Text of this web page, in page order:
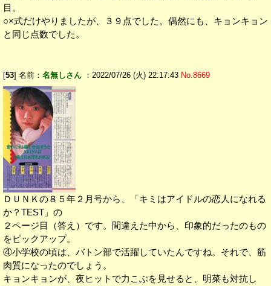
目。
○×式だけやりましたが、３９点でした。偶然にも、キョンキョン
と同じ点数でした。
[53] 名前： 名無しさん ：2022/07/26 (火) 22:17:43 No.8669
ＤＵＮＫの８５年２月号から、「キミはアイドルの恋人になれる
か？TEST」の
２ページ目（答え）です。間違えた中から、印象的だったのもの
をピックアップ。
④小学校の頃は、バトン部で活躍していたんですね。それで、筋
肉質になったのでしょう。
キョンキョンが、夜ヒットで力こぶを見せると、明菜も対抗し